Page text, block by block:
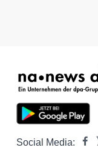
Social Media: